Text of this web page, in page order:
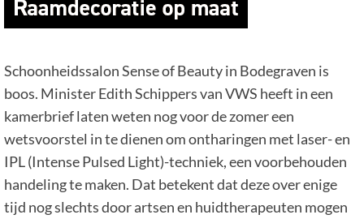
Schoonheidssalon Sense of Beauty in Bodegraven is
boos. Minister Edith Schippers van VWS heeft in een
kamerbrief laten weten nog voor de zomer een
wetsvoorstel in te dienen om ontharingen met laser- en
IPL (Intense Pulsed Light)-techniek, een voorbehouden
handeling te maken. Dat betekent dat deze over enige
tijd nog slechts door artsen en huidtherapeuten mogen